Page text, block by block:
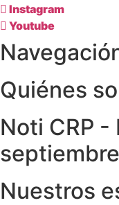
Instagram
Youtube
Quiénes
Noti CRP -
Nuestros